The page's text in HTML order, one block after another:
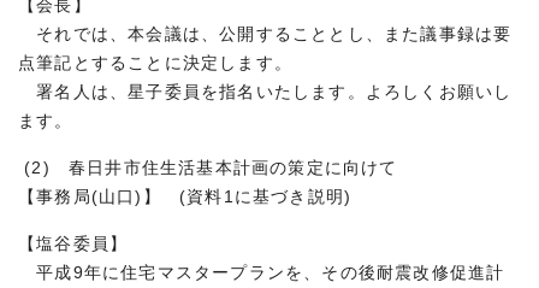
【会長】
それでは、本会議は、公開することとし、また議事録は要
点筆記とすることに決定します。
署名人は、星子委員を指名いたします。よろしくお願いし
ます。
(2) 春日井市住生活基本計画の策定に向けて
【事務局(山口)】 (資料1に基づき説明)
【塩谷委員】
平成9年に住宅マスタープランを、その後耐震改修促進計